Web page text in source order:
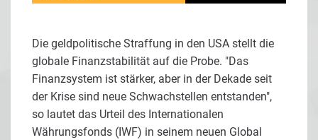
Die geldpolitische Straffung in den USA stellt die
globale Finanzstabilität auf die Probe. "Das
Finanzsystem ist stärker, aber in der Dekade seit
der Krise sind neue Schwachstellen entstanden",
so lautet das Urteil des Internationalen
Währungsfonds (IWF) in seinem neuen Global